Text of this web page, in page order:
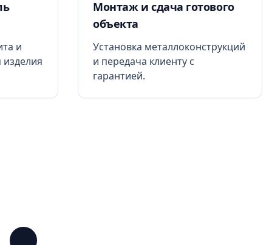
и
изделия
Монтаж и сдача готового
объекта
Установка металлоконструкций
и передача клиенту с
гарантией.